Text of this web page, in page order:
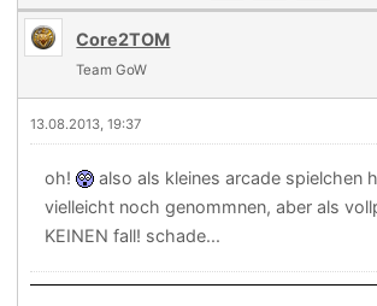
Core2TOM
Team GoW
13.08.2013, 19:37
oh!
also als kleines arcade spielchen
vielleicht noch genommnen, aber als
KEINEN fall! schade...